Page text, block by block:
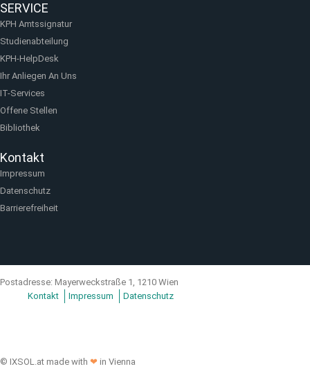
SERVICE
KPH Amtssignatur
Studienabteilung
KPH-HelpDesk
Ihr Anliegen An Uns
IT-Services
Offene Stellen
Bibliothek
Kontakt
Impressum
Datenschutz
Barrierefreiheit
Postadresse: Mayerweckstraße 1, 1210 Wien
Kontakt
Impressum Datenschutz
© IXSOL.at made with ❤ in Vienna